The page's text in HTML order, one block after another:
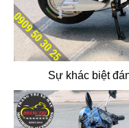
Sự khác biệt